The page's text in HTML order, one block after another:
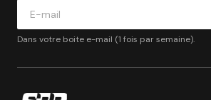
Dans votre boite e-mail (1 fois par semaine).